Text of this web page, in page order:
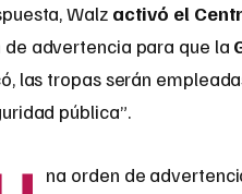
Walz activó el
de advertencia para que la
las tropas serán
pública”.
na orden de